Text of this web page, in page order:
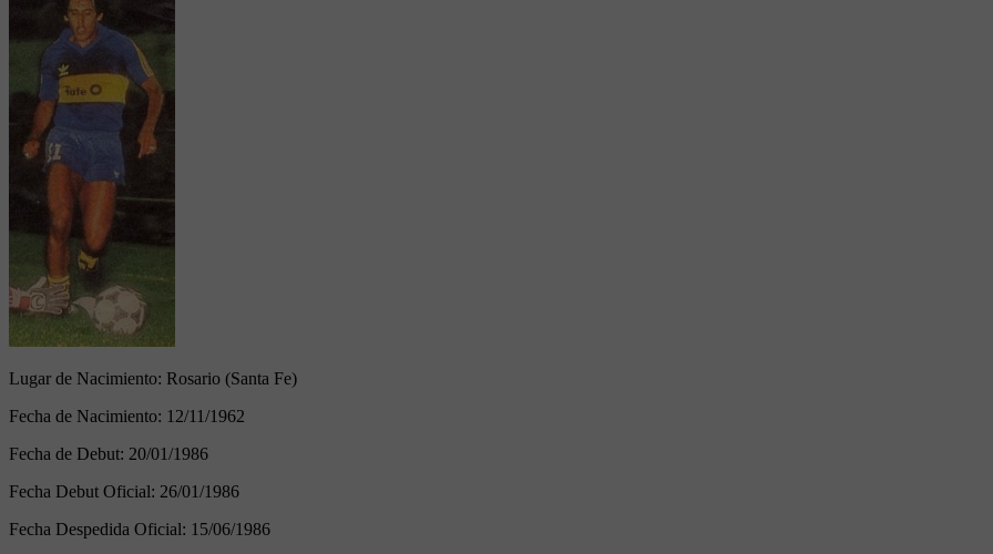
Lugar de Nacimiento: Rosario (Santa Fe)
Fecha de Nacimiento: 12/11/1962
Fecha de Debut: 20/01/1986
Fecha Debut Oficial: 26/01/1986
Fecha Despedida Oficial: 15/06/1986